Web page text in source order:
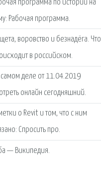
программа по истории на
Рабочая программа.
воровство и безнадёга. Что
в российском.
деле от 11.04.2019
онлайн сегодняшний.
о Revit и том, что с ним
Спросить про.
— Википедия.